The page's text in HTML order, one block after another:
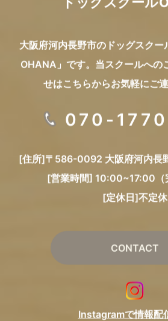
大阪府河内長野市のドッグスクー
OHANA」です。 当スクールへの
せはこちらからお気軽にご連
070-
[住所]〒586-0092 大阪府河内長
[営業時間] 10:00~17:00（
[定休日]不定休
CONTACT
Instagramで情報配